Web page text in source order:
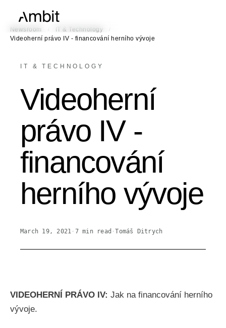
Newsroom / IT & Technology
/
Videoherní právo IV - financování herního vývoje
IT & TECHNOLOGY
Videoherní
právo IV -
financování
herního vývoje
March 19, 2021 · 7min read ·Tomáš Ditrych
VIDEOHERNÍ PRÁVO IV: Jak na financování herního
vývoje.